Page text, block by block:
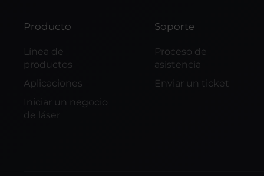
Producto
Línea de
productos
Aplicaciones
Iniciar un negocio
de láser
Soporte
Proceso de
asistencia
Enviar un ticket